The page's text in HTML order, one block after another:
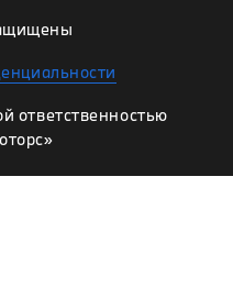
ответственностью